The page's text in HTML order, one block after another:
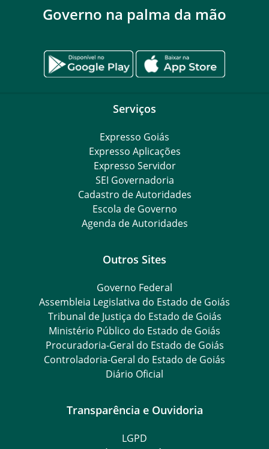
Governo na palma da mão
Serviços
Expresso Goiás
Expresso Aplicações
Expresso Servidor
SEI Governadoria
Cadastro de Autoridades
Escola de Governo
Agenda de Autoridades
Outros Sites
Governo Federal
Assembleia Legislativa do Estado de Goiás
Tribunal de Justiça do Estado de Goiás
Ministério Público do Estado de Goiás
Procuradoria-Geral do Estado de Goiás
Controladoria-Geral do Estado de Goiás
Diário Oficial
Transparência e Ouvidoria
LGPD